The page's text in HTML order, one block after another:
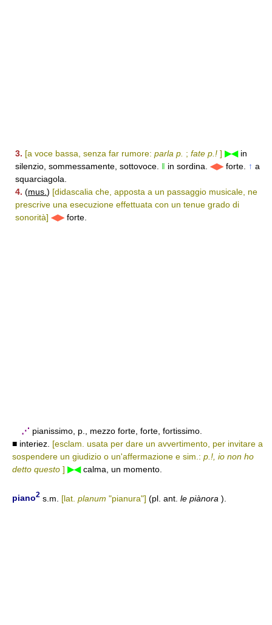
3. [a voce bassa, senza far rumore: parla p. ; fate p.! ] ▶◀in
silenzio, sommessamente, sottovoce. ‖ in sordina. ◀▶forte. ↑ a
squarciagola.
4. (mus. ) [didascalia che, apposta a un passaggio musicale, ne
prescrive una esecuzione effettuata con un tenue grado di
sonorità] ◀▶forte.
⋰ pianissimo, p., mezzo forte, forte, fortissimo.
■ interiez. [esclam. usata per dare un avvertimento, per invitare a
sospendere un giudizio o un'affermazione e sim.: p.!, io non ho
detto questo ] ▶◀calma, un momento.
piano2 s.m. [lat. planum "pianura"] (pl. ant. le piànora ).